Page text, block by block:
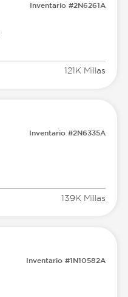
Inventario #2N6261A
121K Millas
Inventario #2N6335A
139K Millas
Inventario #1N10582A